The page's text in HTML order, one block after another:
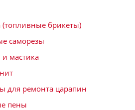
(топливные брикеты)
саморезы
мастика
для ремонта царапин
пены